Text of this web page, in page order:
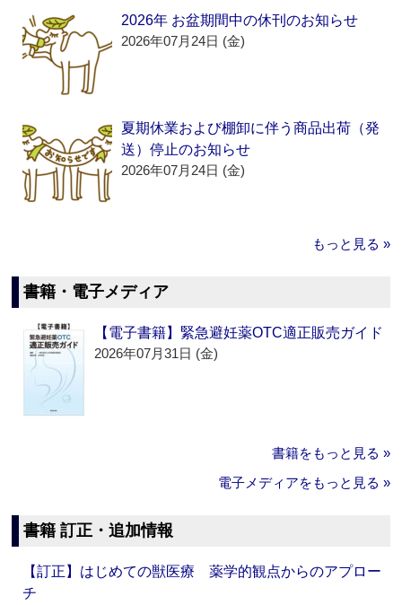
2026年 お盆期間中の休刊のお知らせ
2026年07月24日 (金)
夏期休業および棚卸に伴う商品出荷（発
送）停止のお知らせ
2026年07月24日 (金)
もっと見る »
書籍・電子メディア
【電子書籍】緊急避妊薬OTC適正販売ガイド
2026年07月31日 (金)
書籍をもっと見る »
電子メディアをもっと見る »
書籍 訂正・追加情報
【訂正】はじめての獣医療 薬学的観点からのアプロー
チ